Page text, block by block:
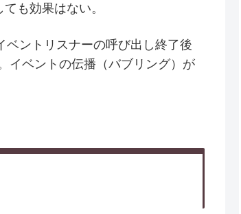
ても効果はない。
ベントリスナーの呼び出し終了後
イベントの伝播（バブリング）が